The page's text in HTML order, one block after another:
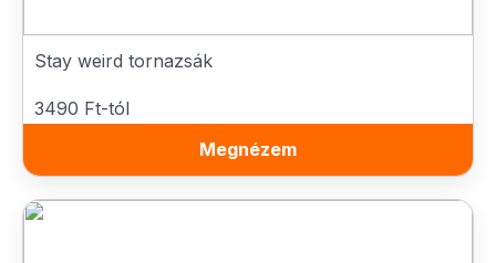
Stay weird tornazsák
3490 Ft-tól
Megnézem